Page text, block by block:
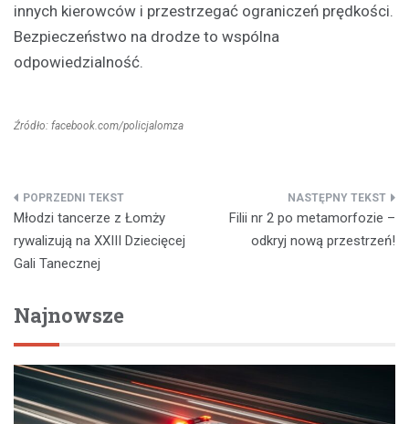
innych kierowców i przestrzegać ograniczeń prędkości.
Bezpieczeństwo na drodze to wspólna
odpowiedzialność.
Źródło: facebook.com/policjalomza
Nawigacja
wpisu
Młodzi tancerze z Łomży
rywalizują na XXIII Dziecięcej
Gali Tanecznej
Filii nr 2 po metamorfozie –
odkryj nową przestrzeń!
Najnowsze